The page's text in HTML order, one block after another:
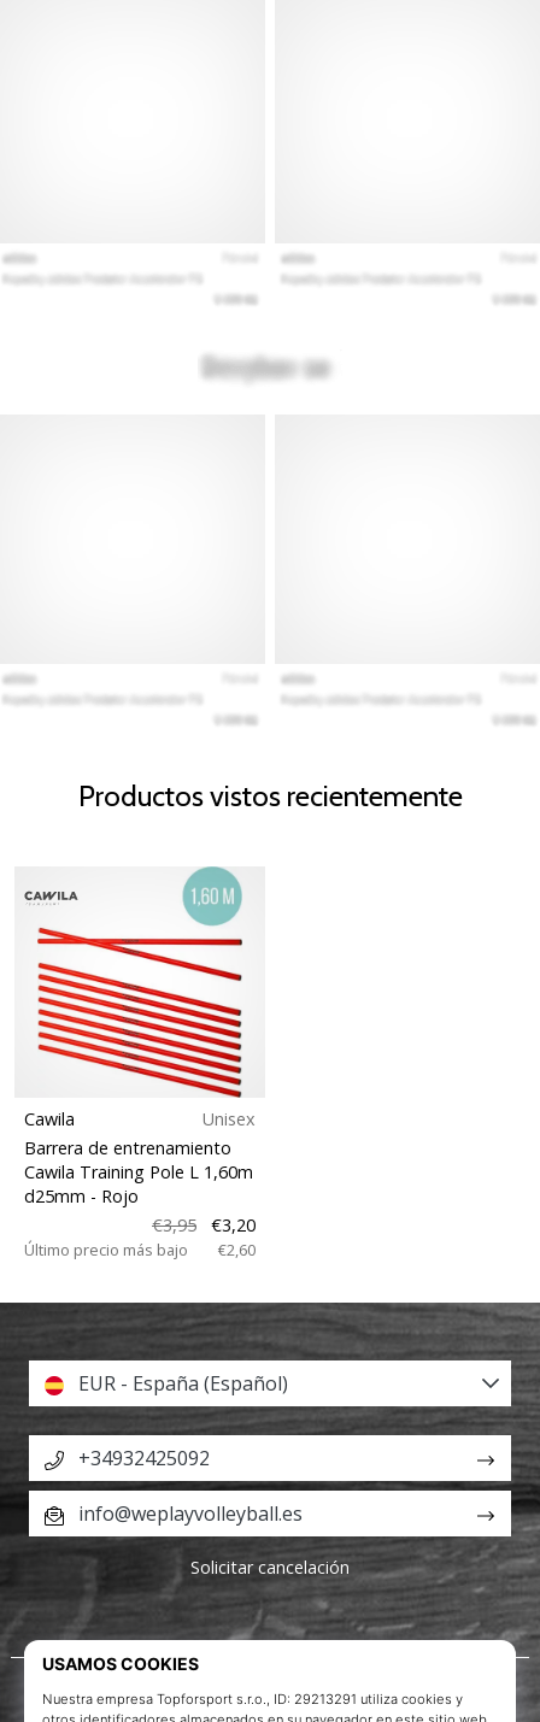
Productos vistos recientemente
Cawila
Unisex
Barrera de entrenamiento
Cawila Training Pole L 1,60m
d25mm - Rojo
€3,95
€3,20
Último precio más bajo €2,60
Acerca de nosotros
EUR - España (Español)
+34932425092
info@weplayvolleyball.es
Solicitar cancelación